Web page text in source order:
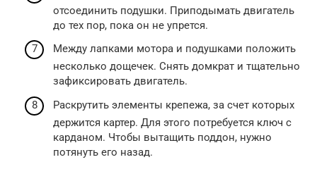
отсоединить подушки. Приподымать двигатель
до тех пор, пока он не упрется.
Между лапками мотора и подушками положить
несколько дощечек. Снять домкрат и тщательно
зафиксировать двигатель.
Раскрутить элементы крепежа, за счет которых
держится картер. Для этого потребуется ключ с
карданом. Чтобы вытащить поддон, нужно
потянуть его назад.